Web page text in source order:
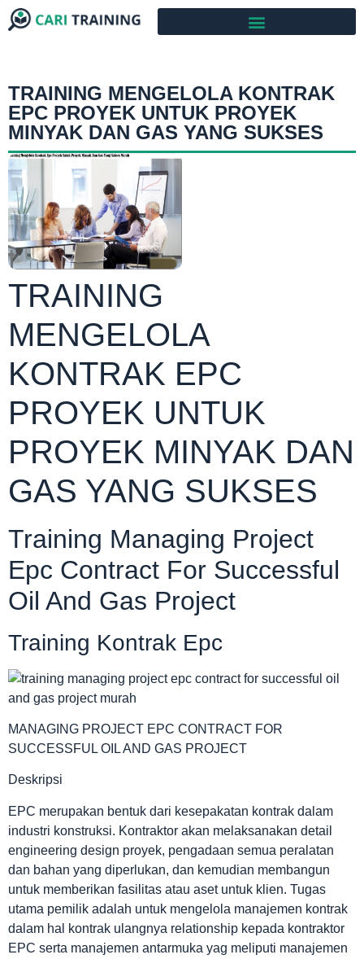
TRAINING MENGELOLA KONTRAK
EPC PROYEK UNTUK PROYEK
MINYAK DAN GAS YANG SUKSES
TRAINING
MENGELOLA
KONTRAK EPC
PROYEK UNTUK
PROYEK MINYAK DAN
GAS YANG SUKSES
Training Managing Project
Epc Contract For Successful
Oil And Gas Project
Training Kontrak Epc
MANAGING PROJECT EPC CONTRACT FOR
SUCCESSFUL OIL AND GAS PROJECT
Deskripsi
EPC merupakan bentuk dari kesepakatan kontrak dalam
industri konstruksi. Kontraktor akan melaksanakan detail
engineering design proyek, pengadaan semua peralatan
dan bahan yang diperlukan, dan kemudian membangun
untuk memberikan fasilitas atau aset untuk klien. Tugas
utama pemilik adalah untuk mengelola manajemen kontrak
dalam hal kontrak ulangnya relationship kepada kontraktor
EPC serta manajemen antarmuka yag meliputi manajemen